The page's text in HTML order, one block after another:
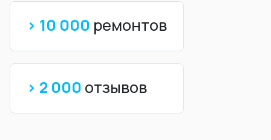
> 10 000 ремонтов
> 2 000 отзывов